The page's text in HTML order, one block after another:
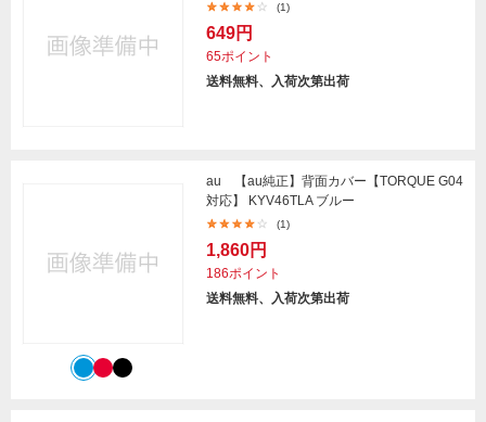
(1)
649円
65ポイント
送料無料、入荷次第出荷
au 【au純正】背面カバー【TORQUE G04
対応】 KYV46TLA ブルー
(1)
1,860円
186ポイント
送料無料、入荷次第出荷